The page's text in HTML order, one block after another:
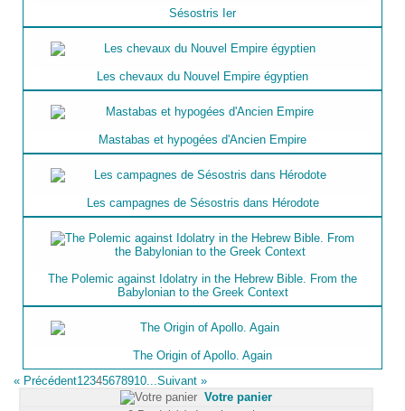
Sésostris Ier
Les chevaux du Nouvel Empire égyptien
Mastabas et hypogées d'Ancien Empire
Les campagnes de Sésostris dans Hérodote
The Polemic against Idolatry in the Hebrew Bible. From the
Babylonian to the Greek Context
The Origin of Apollo. Again
« Précédent12345678910...Suivant »
Votre panier